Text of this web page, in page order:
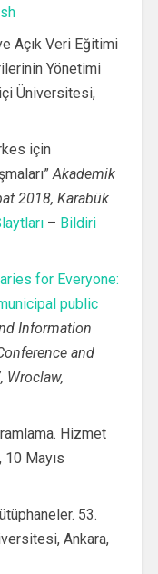
Açık Veri Eğitimi
Yönetimi
Üniversitesi,
için
Akademik
2018, Karabük
– Bildiri
for Everyone:
public
Information
and
Wroclaw,
Hizmet
Mayıs
53.
Ankara,